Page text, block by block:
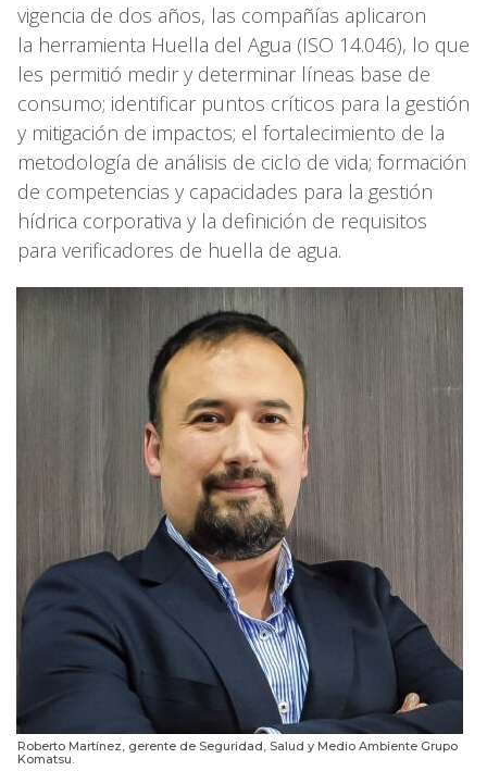
vigencia de dos años, las compañías aplicaron
la herramienta Huella del Agua (ISO 14.046), lo que
les permitió medir y determinar líneas base de
consumo; identificar puntos críticos para la gestión
y mitigación de impactos; el fortalecimiento de la
metodología de análisis de ciclo de vida; formación
de competencias y capacidades para la gestión
hídrica corporativa y la definición de requisitos
para verificadores de huella de agua.
Roberto Martínez, gerente de Seguridad, Salud y Medio Ambiente Grupo
Komatsu.